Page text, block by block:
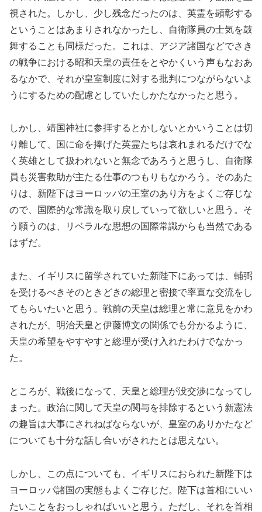
視された。しかし、少し残念だったのは、英霊を顕彰する
ということはあまりされなかったし、自衛隊員の士気を鼓
舞することも同様だった。これは、アジア諸国などでさき
の戦争における昭和天皇の責任をとやかくいう声もなおあ
るなかで、それが皇室制度に対する批判につながらないよ
うにするための配慮としていたしかたなかったと思う。
しかし、靖国神社に参拝するとかしないとかいうことは切
り離して、国に命を捧げた英霊たちは哀れまれるだけでな
く英雄として扱われないと無念であろうと思うし、自衛隊
員も災害救助が主たる仕事のつもりもなかろう。そのあた
りは、新陛下はヨーロッパの王室のあり方をよくご存じな
ので、国際的な常識を取り戻していって欲しいと思う。そ
う願うのは、リベラルな思想の国際常識からも当然である
はずだ。
また、イギリスに留学されていた新陛下にあっては、輔弼
を受けるべきそのときどきの総理と密接で率直な交流をし
てもらいたいと思う。戦前の天皇は総理と常に意見をかわ
されたが、明治天皇と伊藤博文の関係でも分かるように、
天皇の希望をやすやすと総理が受け入れたわけでなかっ
た。
ところが、戦後になって、天皇と総理が没交渉になってし
まった。政治に関して天皇の関与を排除するという新憲法
の趣旨は大事にされねばならないが、皇室のありかたなど
についても十分な話し合いがされたとは思えない。
しかし、この点についても、イギリスにおられた新陛下は
ヨーロッパ諸国の実態もよくご存じだ。陛下は首相にいい
たいことをおっしゃればいいと思う。ただし、それを首相